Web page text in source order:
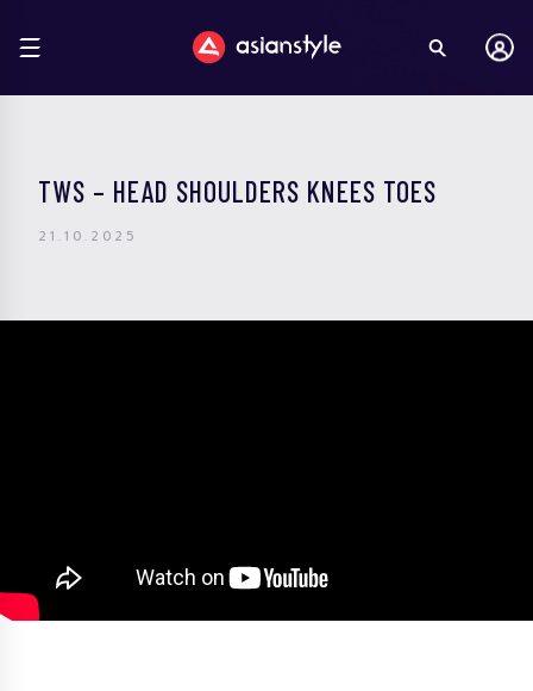
TWS – HEAD SHOULDERS KNEES TOES
21.10.2025